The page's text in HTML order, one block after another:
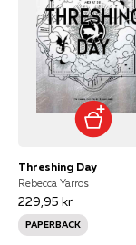
Threshing Day
Rebecca Yarros
229,95 kr
PAPERBACK